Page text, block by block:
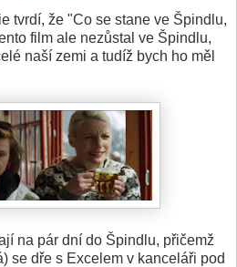
tvrdí, že "Co se stane ve Špindlu,
film ale nezůstal ve Špindlu,
naší zemi a tudíž bych ho měl
na pár dní do Špindlu, přičemž
se dře s Excelem v kanceláři pod